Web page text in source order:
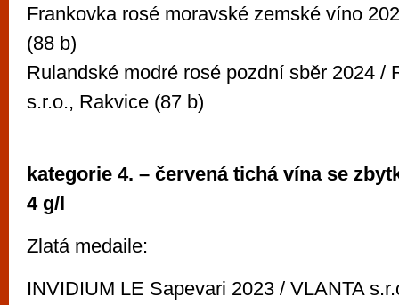
Frankovka rosé moravské zemské víno
(88 b)
Rulandské modré rosé pozdní sběr 2024 /
s.r.o., Rakvice (87 b)
kategorie 4. – červená tichá vína se
4 g/l
Zlatá medaile:
INVIDIUM LE Sapevari 2023 / VLANTA